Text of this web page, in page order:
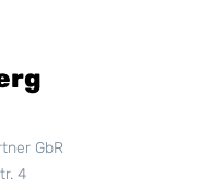
GbR
4